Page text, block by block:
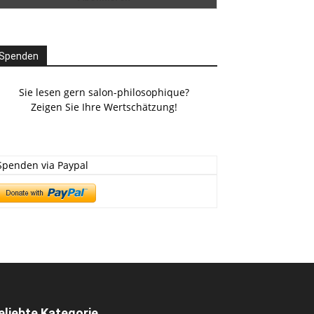
Sie lesen gern salon-philosophique?
Zeigen Sie Ihre Wertschätzung!
via Paypal